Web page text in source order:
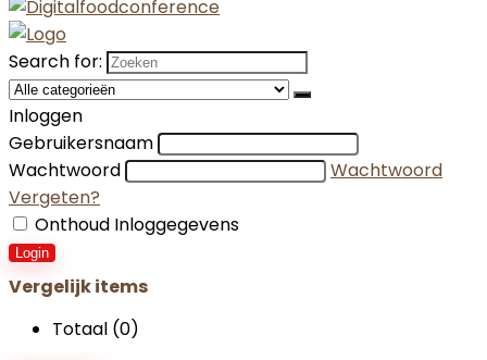
Search for:
Inloggen
Gebruikersnaam
Wachtwoord
Wachtwoord
Vergeten?
Onthoud Inloggegevens
Login
Vergelijk items
Totaal (0)